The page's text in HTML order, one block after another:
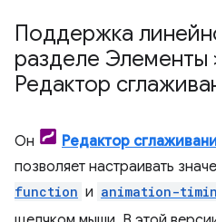
Поддержка
разделе Элементы
Редактор
Он Редактор
позволяет настраивать
function и animation-